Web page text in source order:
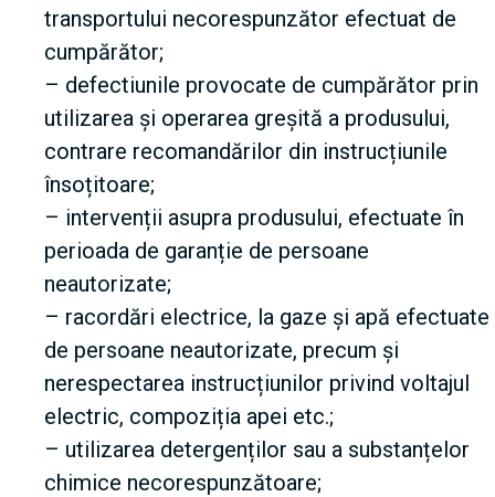
transportului necorespunzător efectuat de
cumpărător;
– defectiunile provocate de cumpărător prin
utilizarea și operarea greșită a produsului,
contrare recomandărilor din instrucțiunile
însoțitoare;
– intervenții asupra produsului, efectuate în
perioada de garanție de persoane
neautorizate;
– racordări electrice, la gaze și apă efectuate
de persoane neautorizate, precum și
nerespectarea instrucțiunilor privind voltajul
electric, compoziția apei etc.;
– utilizarea detergenților sau a substanțelor
chimice necorespunzătoare;